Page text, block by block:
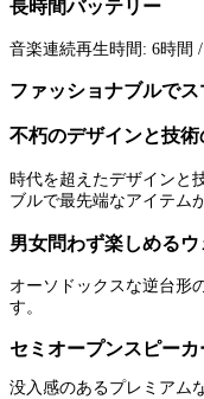
長時間バッテリー
音楽連続再生時間: 6時間
ファッショナブルで
不朽のデザインと技
時代を超えたデザインと
ブルで最先端なアイテム
男女問わず楽しめる
オーソドックスな逆台形
す。
セミオープンスピー
没入感のあるプレミアム